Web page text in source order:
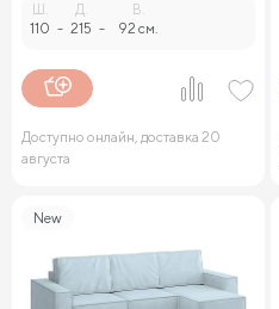
110 -
Д.
215 -
В.
92 см.
Доступно онлайн, доставка 20
августа
New